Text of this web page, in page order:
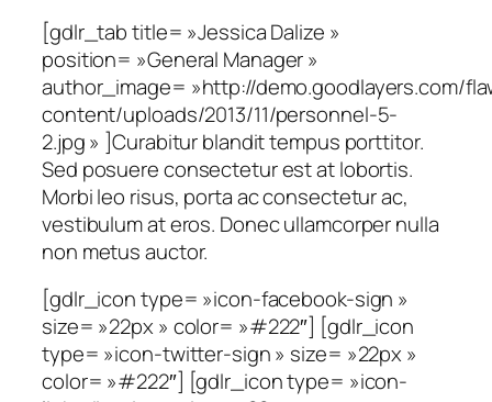
[gdlr_tab title= »Jessica Dalize »
position= »General Manager »
author_image= »http://demo.goodlayers.com/
content/uploads/2013/11/personnel-5-
2.jpg » ]Curabitur blandit tempus porttitor.
Sed posuere consectetur est at lobortis.
Morbi leo risus, porta ac consectetur ac,
vestibulum at eros. Donec ullamcorper nulla
non metus auctor.
[gdlr_icon type= »icon-facebook-sign »
size= »22px » color= »#222″] [gdlr_icon
type= »icon-twitter-sign » size= »22px »
color= »#222″] [gdlr_icon type= »icon-